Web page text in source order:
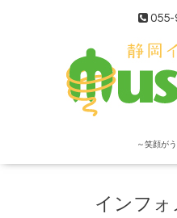
055-
～笑顔が
インフォ